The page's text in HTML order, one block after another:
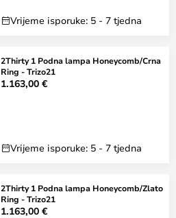
Vrijeme isporuke: 5 - 7 tjedna
2Thirty 1 Podna lampa Honeycomb/Crna
Ring - Trizo21
1.163,00 €
Vrijeme isporuke: 5 - 7 tjedna
2Thirty 1 Podna lampa Honeycomb/Zlato
Ring - Trizo21
1.163,00 €